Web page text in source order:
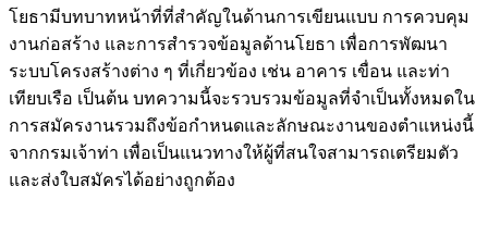
โยธามีบทบาทหน้าที่ที่สำคัญในด้านการเขียนแบบ การควบคุม
งานก่อสร้าง และการสำรวจข้อมูลด้านโยธา เพื่อการพัฒนา
ระบบโครงสร้างต่าง ๆ ที่เกี่ยวข้อง เช่น อาคาร เขื่อน และท่า
เทียบเรือ เป็นต้น บทความนี้จะรวบรวมข้อมูลที่จำเป็นทั้งหมดใน
การสมัครงานรวมถึงข้อกำหนดและลักษณะงานของตำแหน่งนี้
จากกรมเจ้าท่า เพื่อเป็นแนวทางให้ผู้ที่สนใจสามารถเตรียมตัว
และส่งใบสมัครได้อย่างถูกต้อง